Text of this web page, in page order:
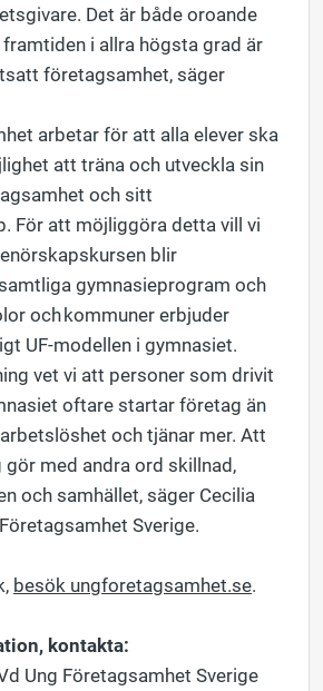
Det är både oroande
i allra högsta grad är
företagsamhet,säger
arbetar för att alla elever ska
att träna och utveckla sin
och sitt
För att möjliggöra detta vill vi
blir
gymnasieprogram och
och kommuner erbjuder
UF-modellen i gymnasiet.
vet vi att personer som drivit
oftare startar företag än
och tjänar mer. Att
gör med andra ord skillnad,
och samhället, säger Cecilia
Sverige.
besök ungforetagsamhet.se.
kontakta:
Ung Företagsamhet Sverige